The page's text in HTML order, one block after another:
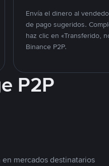
Envía el dinero al
de pago sugeridos.
haz clic en «Transferido,
Binance P2P.
P2P
mercados destinatarios